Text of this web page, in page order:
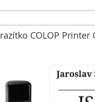
razítko COLOP Printer